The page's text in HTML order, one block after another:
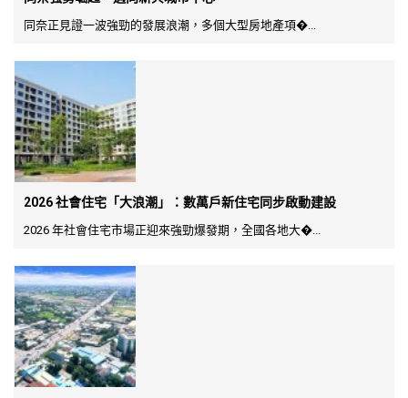
同奈正見證一波強勁的發展浪潮，多個大型房地產項�...
2026 社會住宅「大浪潮」：數萬戶新住宅同步啟動建設
2026 年社會住宅市場正迎來強勁爆發期，全國各地大�...